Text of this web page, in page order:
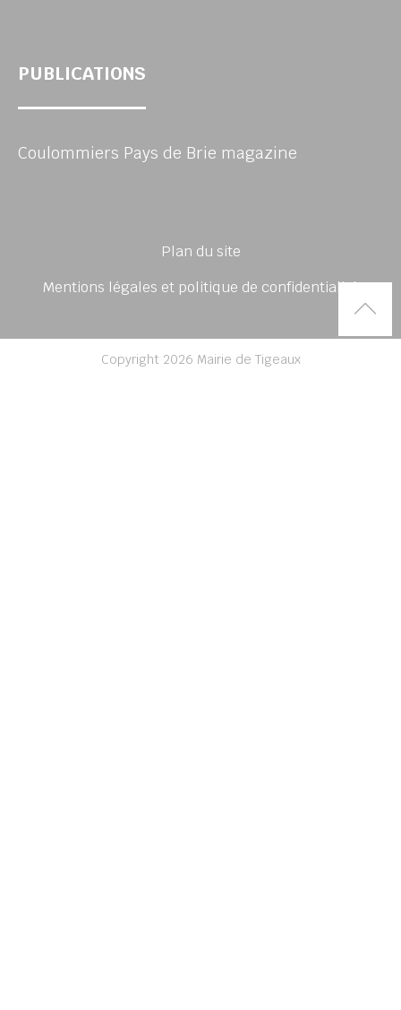
PUBLICATIONS
Coulommiers Pays de Brie magazine
Plan du site
Mentions légales et politique de confidentialité
Copyright 2026 Mairie de Tigeaux